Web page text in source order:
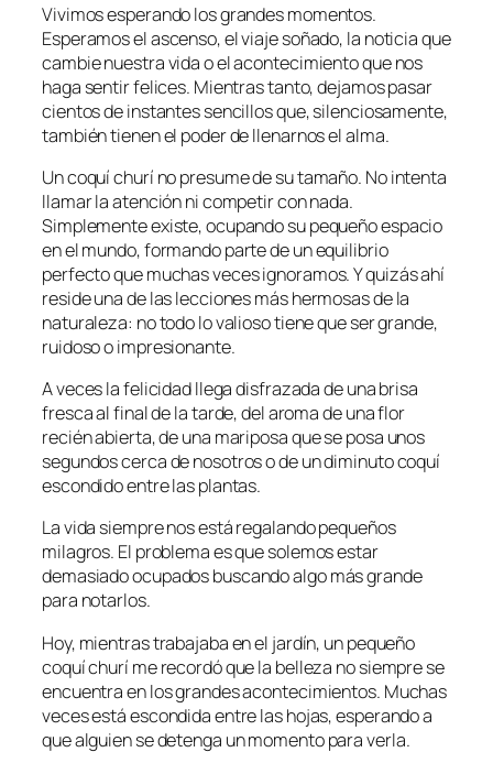
Vivimos esperando los grandes momentos.
Esperamos el ascenso, el viaje soñado, la noticia que
cambie nuestra vida o el acontecimiento que nos
haga sentir felices. Mientras tanto, dejamos pasar
cientos de instantes sencillos que, silenciosamente,
también tienen el poder de llenarnos el alma.
Un coquí churí no presume de su tamaño. No intenta
llamar la atención ni competir con nada.
Simplemente existe, ocupando su pequeño espacio
en el mundo, formando parte de un equilibrio
perfecto que muchas veces ignoramos. Y quizás ahí
reside una de las lecciones más hermosas de la
naturaleza: no todo lo valioso tiene que ser grande,
ruidoso o impresionante.
A veces la felicidad llega disfrazada de una brisa
fresca al final de la tarde, del aroma de una flor
recién abierta, de una mariposa que se posa unos
segundos cerca de nosotros o de un diminuto coquí
escondido entre las plantas.
La vida siempre nos está regalando pequeños
milagros. El problema es que solemos estar
demasiado ocupados buscando algo más grande
para notarlos.
Hoy, mientras trabajaba en el jardín, un pequeño
coquí churí me recordó que la belleza no siempre se
encuentra en los grandes acontecimientos. Muchas
veces está escondida entre las hojas, esperando a
que alguien se detenga un momento para verla.